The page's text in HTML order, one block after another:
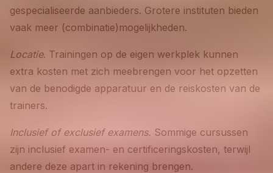
gespecialiseerde aanbieders. Grotere instituten bieden
vaak meer (combinatie)mogelijkheden.
Locatie. Trainingen op de eigen werkplek kunnen
extra kosten met zich meebrengen voor het opzetten
van de benodigde apparatuur en de reiskosten van de
trainers.
Inclusief of exclusief examens. Sommige cursussen
zijn inclusief examen- en certificeringskosten, terwijl
andere deze apart in rekening brengen.